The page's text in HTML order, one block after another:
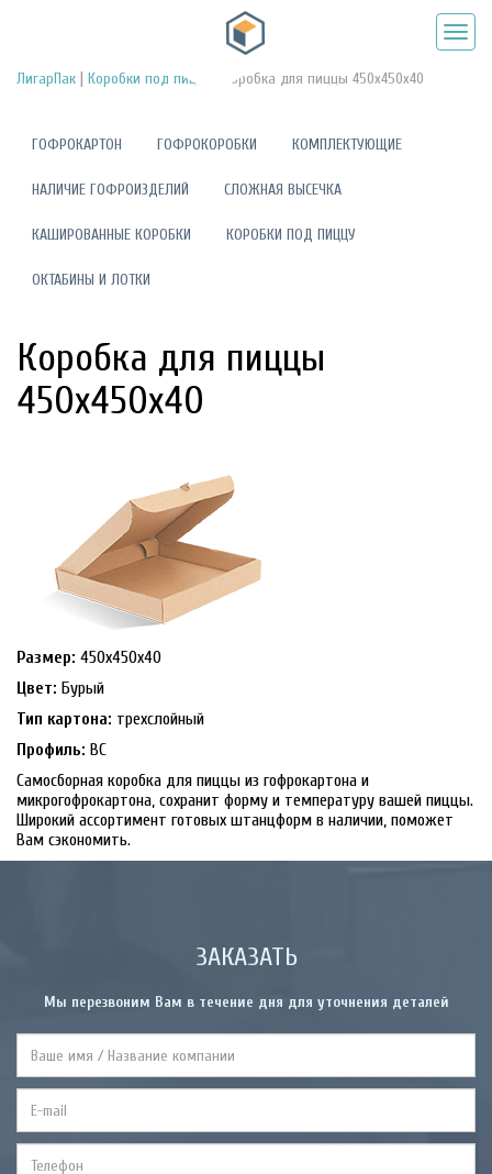
ЛигарПак | Коробки под пиццу Коробка для пиццы 450х450х40
ГОФРОКАРТОН ГОФРОКОРОБКИ КОМПЛЕКТУЮЩИЕ
НАЛИЧИЕ ГОФРОИЗДЕЛИЙ СЛОЖНАЯ ВЫСЕЧКА
КАШИРОВАННЫЕ КОРОБКИ КОРОБКИ ПОД ПИЦЦУ
ОКТАБИНЫ И ЛОТКИ
Коробка для пиццы
450х450х40
Размер: 450х450х40
Цвет: Бурый
Тип картона: трехслойный
Профиль: ВС
Самосборная коробка для пиццы из гофрокартона и
микрогофрокартона, сохранит форму и температуру вашей пиццы.
Широкий ассортимент готовых штанцформ в наличии, поможет
Вам сэкономить.
ЗАКАЗАТЬ
Мы перезвоним Вам в течение дня для уточнения деталей